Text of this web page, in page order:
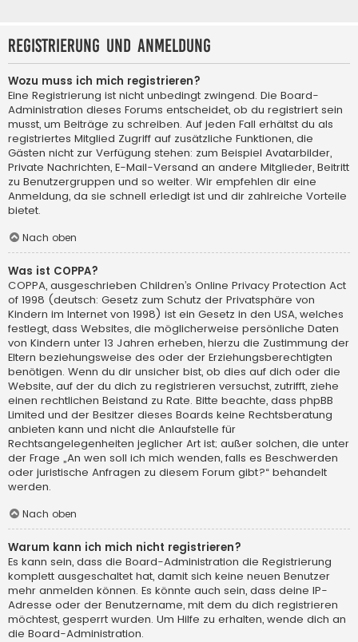
Registrierung und Anmeldung
Wozu muss ich mich registrieren?
Eine Registrierung ist nicht unbedingt zwingend. Die Board-
Administration dieses Forums entscheidet, ob du registriert sein
musst, um Beiträge zu schreiben. Auf jeden Fall erhältst du als
registriertes Mitglied Zugriff auf zusätzliche Funktionen, die
Gästen nicht zur Verfügung stehen: zum Beispiel Avatarbilder,
Private Nachrichten, E-Mail-Versand an andere Mitglieder, Beitritt
zu Benutzergruppen und so weiter. Wir empfehlen dir eine
Anmeldung, da sie schnell erledigt ist und dir zahlreiche Vorteile
bietet.
Nach oben
Was ist COPPA?
COPPA, ausgeschrieben Children’s Online Privacy Protection Act
of 1998 (deutsch: Gesetz zum Schutz der Privatsphäre von
Kindern im Internet von 1998) ist ein Gesetz in den USA, welches
festlegt, dass Websites, die möglicherweise persönliche Daten
von Kindern unter 13 Jahren erheben, hierzu die Zustimmung der
Eltern beziehungsweise des oder der Erziehungsberechtigten
benötigen. Wenn du dir unsicher bist, ob dies auf dich oder die
Website, auf der du dich zu registrieren versuchst, zutrifft, ziehe
einen rechtlichen Beistand zu Rate. Bitte beachte, dass phpBB
Limited und der Besitzer dieses Boards keine Rechtsberatung
anbieten kann und nicht die Anlaufstelle für
Rechtsangelegenheiten jeglicher Art ist; außer solchen, die unter
der Frage „An wen soll ich mich wenden, falls es Beschwerden
oder juristische Anfragen zu diesem Forum gibt?“ behandelt
werden.
Nach oben
Warum kann ich mich nicht registrieren?
Es kann sein, dass die Board-Administration die Registrierung
komplett ausgeschaltet hat, damit sich keine neuen Benutzer
mehr anmelden können. Es könnte auch sein, dass deine IP-
Adresse oder der Benutzername, mit dem du dich registrieren
möchtest, gesperrt wurden. Um Hilfe zu erhalten, wende dich an
die Board-Administration.